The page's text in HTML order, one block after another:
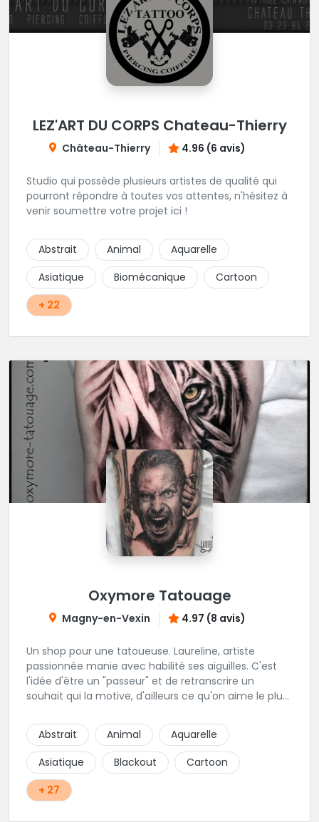
LEZ'ART DU CORPS Chateau-Thierry
Château-Thierry 4.96 (6 avis)
Studio qui possède plusieurs artistes de qualité qui
pourront répondre à toutes vos attentes, n'hésitez à
venir soumettre votre projet ici !
Abstrait Animal
Aquarelle
Asiatique
Biomécanique
Cartoon
+ 22
Oxymore Tatouage
Magny-en-Vexin 4.97 (8 avis)
Un shop pour une tatoueuse. Laureline, artiste
passionnée manie avec habilité ses aiguilles. C'est
l'idée d'être un "passeur" et de retranscrire un
souhait qui la motive, d'ailleurs ce qu'on aime le plus
néo trad. Une tatoueuse recommandée et à
recommander !
Abstrait Animal
Aquarelle
Asiatique
Blackout
Cartoon
+ 27